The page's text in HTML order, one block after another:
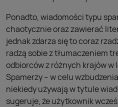
Ponadto, wiadomości typu
chaotycznie oraz zawierać
jednak zdarza się to coraz
radzą sobie z tłumaczeniem
odbiorców z różnych krajów w
Spamerzy – w celu
niekiedy używają w tytule
sugeruje, że użytkownik